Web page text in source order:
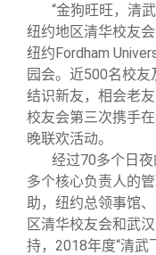
“金狗旺旺，清
纽约地区清华校友
纽约Fordham
园会。近500名校
结识新友，相会老
校友会第三次携手
晚联欢活动。
经过70多个日
多个核心负责人的
助，纽约总领事馆
区清华校友会和武
持，2018年度“清武